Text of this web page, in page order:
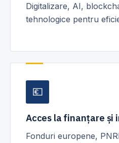
Digitalizare, AI,
tehnologice pentru
💶
Acces la finanțare și
Fonduri europene,